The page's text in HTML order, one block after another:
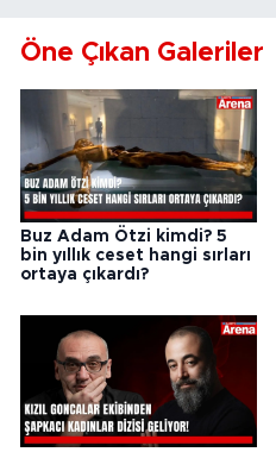
Öne Çıkan Galeriler
Buz Adam Ötzi kimdi? 5
bin yıllık ceset hangi sırları
ortaya çıkardı?